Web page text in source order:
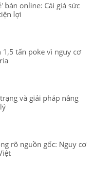
bán online: Cái giá sức
lợi
1,5 tấn poke vì nguy cơ
trạng và giải pháp nâng
rõ nguồn gốc: Nguy cơ